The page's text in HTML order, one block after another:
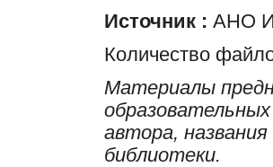
Источник : АНО
Количество
Материалы
автора,
библиотеки.